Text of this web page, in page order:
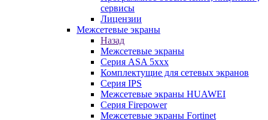
сервисы
Лицензии
Межсетевые экраны
Назад
Межсетевые экраны
Серия ASA 5xxx
Комплектущие для сетевых экранов
Серия IPS
Межсетевые экраны HUAWEI
Серия Firepower
Межсетевые экраны Fortinet